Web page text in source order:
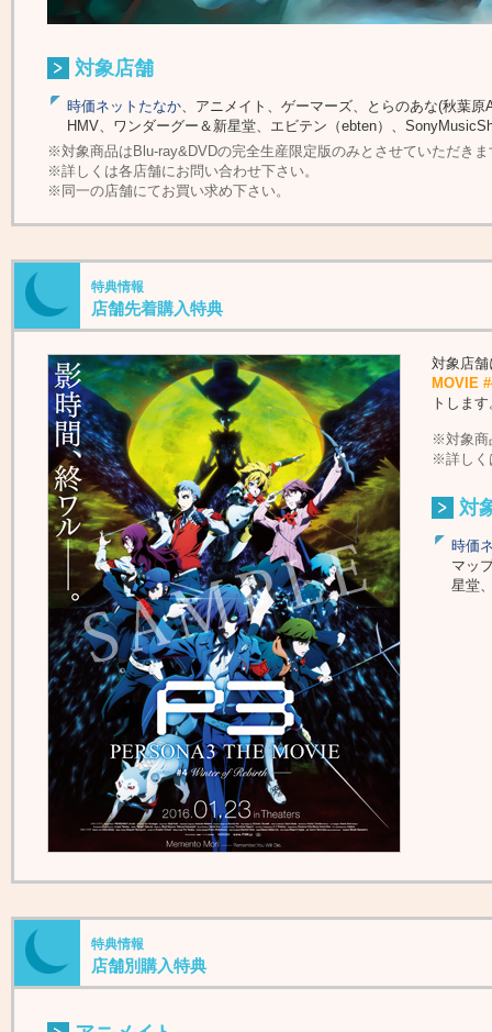
対象店舗
時価ネットたなか、アニメイト、ゲーマーズ、とらのあな(秋葉
HMV、ワンダーグー＆新星堂、エビテン（ebten）、
※対象商品はBlu-ray&DVDの完全生産限定版のみとさせていただきま
※詳しくは各店舗にお問い合わせ下さい。
※同一の店舗にてお買い求め下さい。
特典情報
店舗先着購入特典
対象店舗
MOVIE
トしま
※対象商
※詳しく
対
時価
マッ
星堂
特典情報
店舗別購入特典